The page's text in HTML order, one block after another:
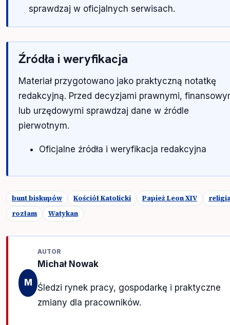
sprawdzaj w oficjalnych serwisach.
Źródła i weryfikacja
Materiał przygotowano jako praktyczną notatkę
redakcyjną. Przed decyzjami prawnymi,
lub urzędowymi sprawdzaj dane w źródle
pierwotnym.
Oficjalne źródła i weryfikacja redakcyjna
bunt biskupów Kościół Katolicki Papież Leon XIV
rozłam
Watykan
M
AUTOR
Michał Nowak
Śledzi rynek pracy, gospodarkę i praktyczne
zmiany dla pracowników.